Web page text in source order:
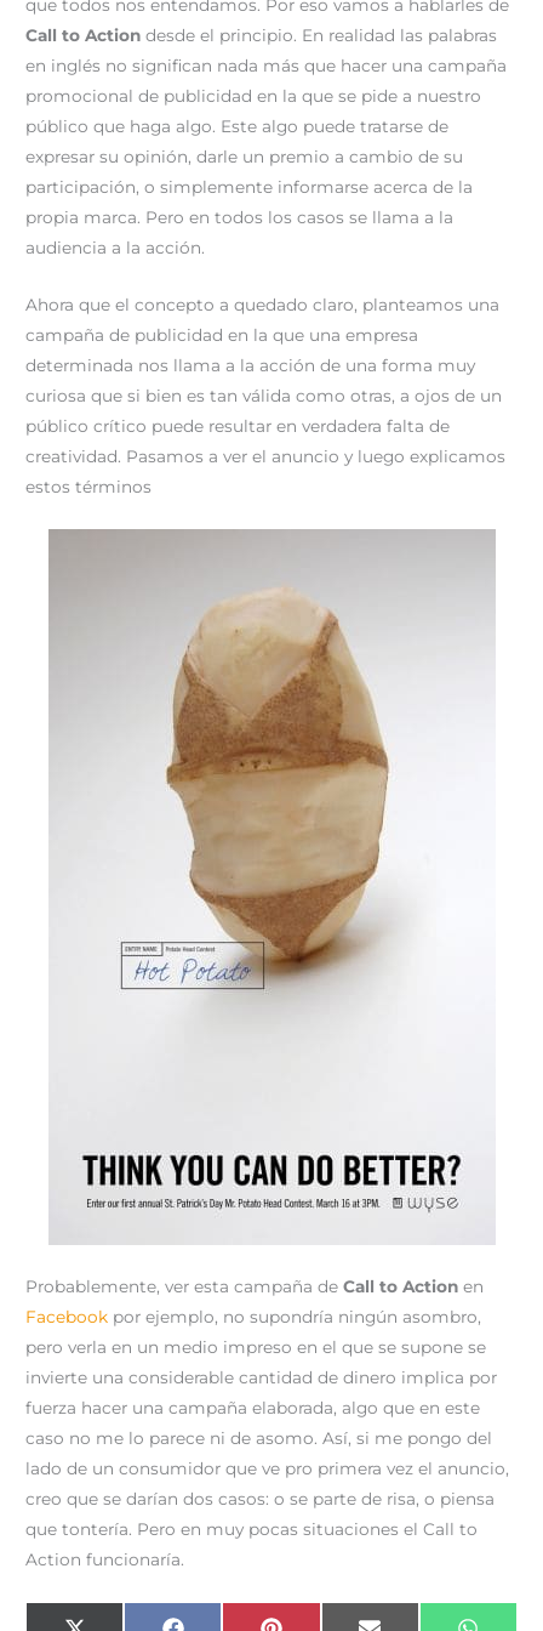
r
)
t
que todos nos entendamos. Por eso vamos a hablarles de
Call to Action desde el principio. En realidad las palabras
en inglés no significan nada más que hacer una campaña
promocional de publicidad en la que se pide a nuestro
público que haga algo. Este algo puede tratarse de
expresar su opinión, darle un premio a cambio de su
participación, o simplemente informarse acerca de la
propia marca. Pero en todos los casos se llama a la
audiencia a la acción.
Ahora que el concepto a quedado claro, planteamos una
campaña de publicidad en la que una empresa
determinada nos llama a la acción de una forma muy
curiosa que si bien es tan válida como otras, a ojos de un
público crítico puede resultar en verdadera falta de
creatividad. Pasamos a ver el anuncio y luego explicamos
estos términos
Probablemente, ver esta campaña deCall to Action en
Facebook por ejemplo, no supondría ningún asombro,
pero verla en un medio impreso en el que se supone se
invierte una considerable cantidad de dinero implica por
fuerza hacer una campaña elaborada, algo que en este
caso no me lo parece ni de asomo. Así, si me pongo del
lado de un consumidor que ve pro primera vez el anuncio,
creo que se darían dos casos: o se parte de risa, o piensa
que tontería. Pero en muy pocas situaciones el Call to
Action funcionaría.